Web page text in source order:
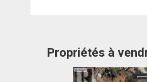
Propriétés à